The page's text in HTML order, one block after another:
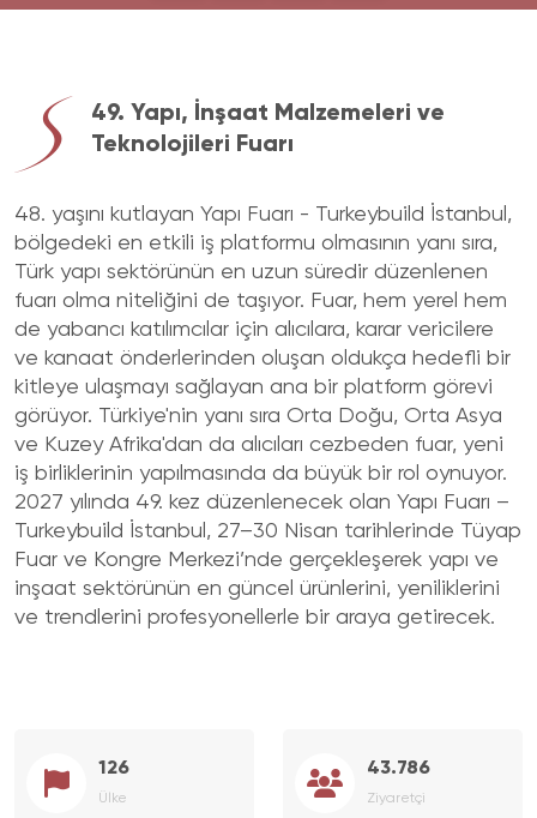
49. Yapı, İnşaat Malzemeleri ve
Teknolojileri Fuarı
48. yaşını kutlayan Yapı Fuarı - Turkeybuild İstanbul,
bölgedeki en etkili iş platformu olmasının yanı sıra,
Türk yapı sektörünün en uzun süredir düzenlenen
fuarı olma niteliğini de taşıyor. Fuar, hem yerel hem
de yabancı katılımcılar için alıcılara, karar vericilere
ve kanaat önderlerinden oluşan oldukça hedefli bir
kitleye ulaşmayı sağlayan ana bir platform görevi
görüyor. Türkiye'nin yanı sıra Orta Doğu, Orta Asya
ve Kuzey Afrika'dan da alıcıları cezbeden fuar, yeni
iş birliklerinin yapılmasında da büyük bir rol oynuyor.
2027 yılında 49. kez düzenlenecek olan Yapı Fuarı –
Turkeybuild İstanbul, 27–30 Nisan tarihlerinde Tüyap
Fuar ve Kongre Merkezi’nde gerçekleşerek yapı ve
inşaat sektörünün en güncel ürünlerini, yeniliklerini
ve trendlerini profesyonellerle bir araya getirecek.
126
Ülke
43.786
Ziyaretçi